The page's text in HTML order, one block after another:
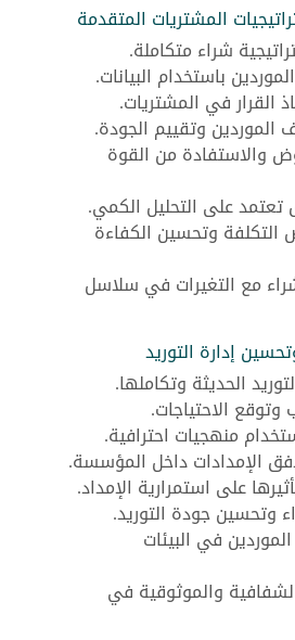
المشتريات المتقدمة
شراء متكاملة.
باستخدام البيانات.
القرار في المشتريات.
وتقييم الجودة.
والاستفادة من القوة
على التحليل الكمي.
التكلفة وتحسين الكفاءة
مع التغيرات في سلاسل
إدارة التوريد
الحديثة وتكاملها.
وتوقع الاحتياجات.
منهجيات احترافية.
الإمدادات داخل المؤسسة.
على استمرارية الإمداد.
وتحسين جودة التوريد.
في البيئات
والموثوقية في